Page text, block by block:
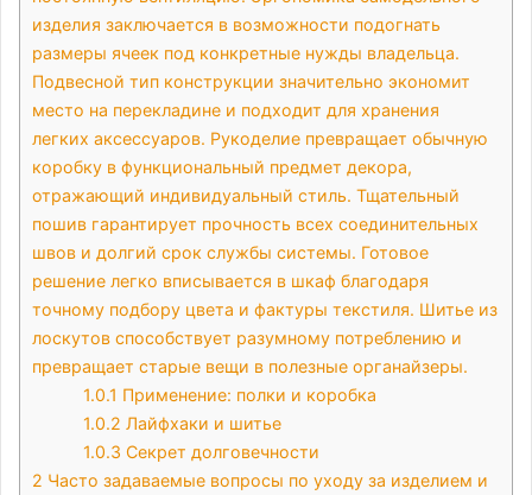
изделия заключается в возможности подогнать
размеры ячеек под конкретные нужды владельца.
Подвесной тип конструкции значительно экономит
место на перекладине и подходит для хранения
легких аксессуаров. Рукоделие превращает обычную
коробку в функциональный предмет декора,
отражающий индивидуальный стиль. Тщательный
пошив гарантирует прочность всех соединительных
швов и долгий срок службы системы. Готовое
решение легко вписывается в шкаф благодаря
точному подбору цвета и фактуры текстиля. Шитье из
лоскутов способствует разумному потреблению и
превращает старые вещи в полезные органайзеры.
1.0.1 Применение: полки и коробка
1.0.2 Лайфхаки и шитье
1.0.3 Секрет долговечности
2 Часто задаваемые вопросы по уходу за изделием и